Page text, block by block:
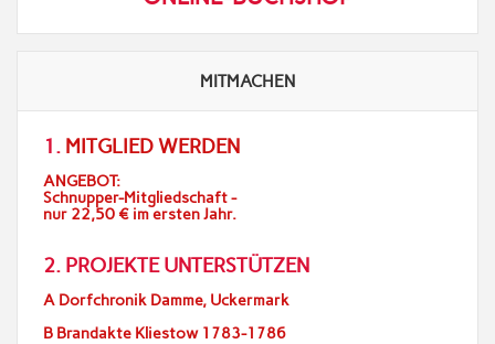
MITMACHEN
1. MITGLIED WERDEN
ANGEBOT:
Schnupper-Mitgliedschaft -
nur 22,50 € im ersten Jahr.
2. PROJEKTE UNTERSTÜTZEN
A Dorfchronik Damme, Uckermark
B Brandakte Kliestow 1783-1786